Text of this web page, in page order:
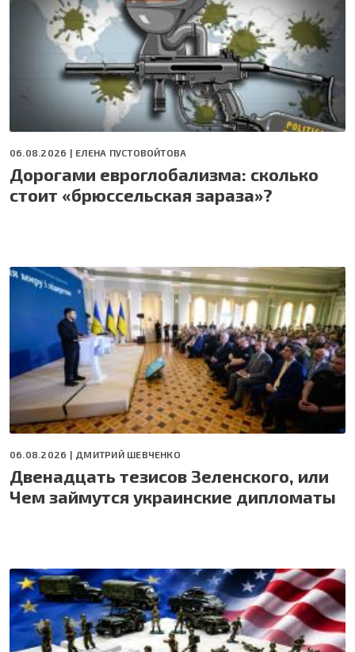
06.08.2026 | ЕЛЕНА ПУСТОВОЙТОВА
Дорогами евроглобализма: сколько
стоит «брюссельская зараза»?
06.08.2026 | ДМИТРИЙ ШЕВЧЕНКО
Двенадцать тезисов Зеленского, или
Чем займутся украинские дипломаты